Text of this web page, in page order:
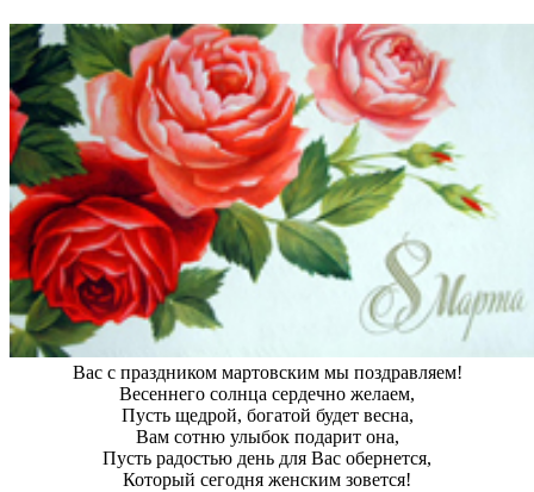
Вас с праздником мартовским мы поздравляем!
Весеннего солнца сердечно желаем,
Пусть щедрой, богатой будет весна,
Вам сотню улыбок подарит она,
Пусть радостью день для Вас обернется,
Который сегодня женским зовется!